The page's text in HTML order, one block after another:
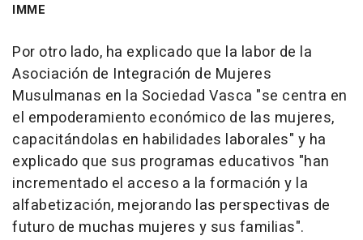
IMME
Por otro lado, ha explicado que la labor de la
Asociación de Integración de Mujeres
Musulmanas en la Sociedad Vasca "se centra en
el empoderamiento económico de las mujeres,
capacitándolas en habilidades laborales" y ha
explicado que sus programas educativos "han
incrementado el acceso a la formación y la
alfabetización, mejorando las perspectivas de
futuro de muchas mujeres y sus familias".